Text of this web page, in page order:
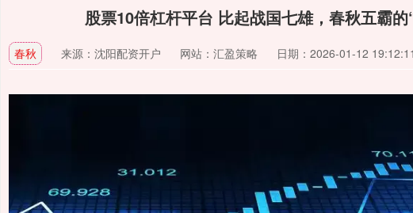
股票10倍杠杆平台 比起战国七雄，春秋五霸的
春秋 来源：沈阳配资开户 网站：汇盈策略 日期：2026-01-12 19:12:11